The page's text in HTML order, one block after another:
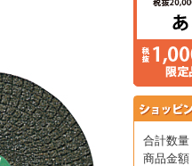
合計数量
商品金額